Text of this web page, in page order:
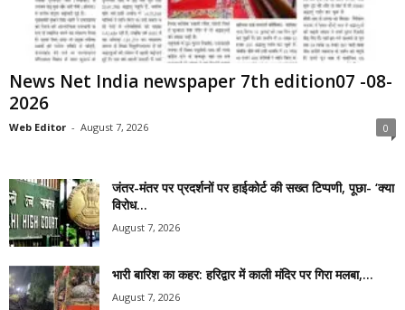
News Net India newspaper 7th edition07 -08-
2026
Web Editor - August 7, 2026 0
जंतर-मंतर पर प्रदर्शनों पर हाईकोर्ट की सख्त टिप्पणी, पूछा- ‘क्या
विरोध...
August 7, 2026
भारी बारिश का कहर: हरिद्वार में काली मंदिर पर गिरा मलबा,...
August 7, 2026